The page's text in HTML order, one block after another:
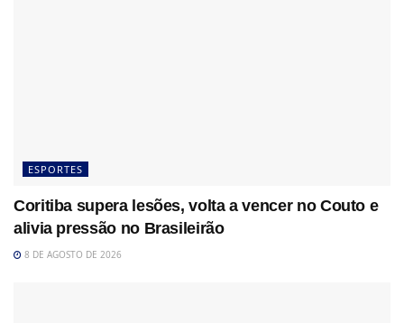
ESPORTES
Coritiba supera lesões, volta a vencer no Couto e
alivia pressão no Brasileirão
8 DE AGOSTO DE 2026